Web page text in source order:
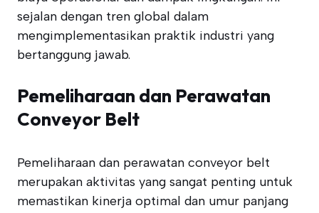
sejalan dengan tren global dalam
mengimplementasikan praktik industri yang
bertanggung jawab.
Pemeliharaan dan Perawatan
Conveyor Belt
Pemeliharaan dan perawatan conveyor belt
merupakan aktivitas yang sangat penting untuk
memastikan kinerja optimal dan umur panjang